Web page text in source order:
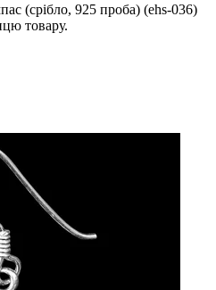
(срібло, 925 проба) (ehs-036)
товару.